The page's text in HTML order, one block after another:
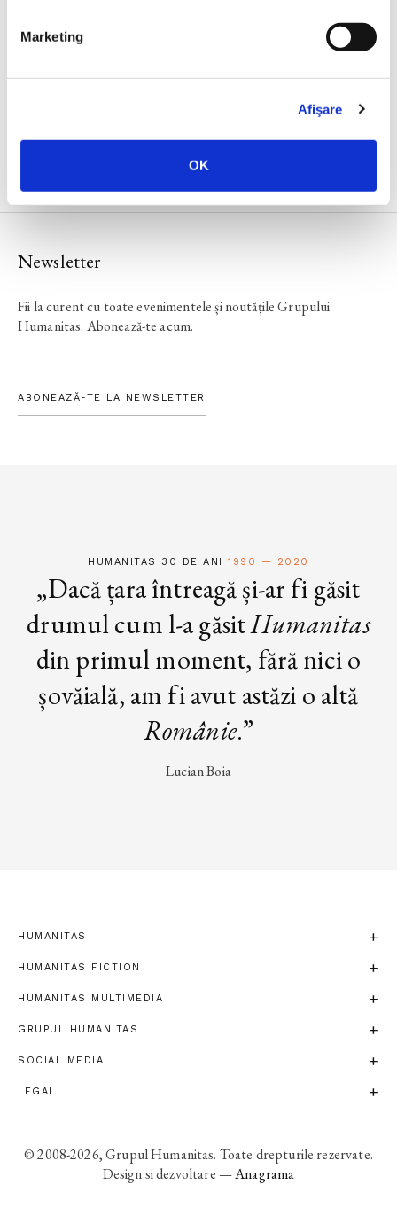
Marketing
Afişare
OK
Calendar Librăria Cișmigiu
Newsletter
Fii la curent cu toate evenimentele și noutățile Grupului
Humanitas. Abonează-te acum.
ABONEAZĂ-TE LA NEWSLETTER
HUMANITAS 30 DE ANI1990 — 2020
„Dacă țara întreagă și-ar fi găsit
drumul cum l-a găsitHumanitas
din primul moment, fără nici o
șovăială, am fi avut astăzi o altă
Românie.”
Lucian Boia
HUMANITAS
HUMANITAS FICTION
HUMANITAS MULTIMEDIA
GRUPUL HUMANITAS
SOCIAL MEDIA
LEGAL
© 2008-2026, Grupul Humanitas. Toate drepturile rezervate.
Design si dezvoltare —Anagrama